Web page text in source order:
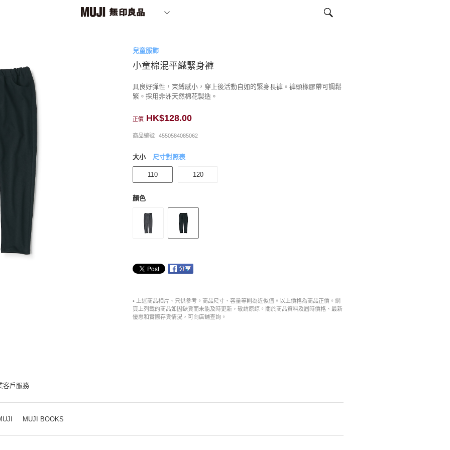
兒童服飾
小童棉混平織緊身褲
具良好彈性，束縛感小，穿上後活動自如的緊身長褲。褲頭橡膠帶可調鬆
緊。採用非洲天然棉花製造。
正價 HK$128.00
商品編號 4550584085062
大小 尺寸對照表
110 120
顏色
• 上述商品相片、只供參考。商品尺寸、容量等則為近似值。以上價格為商品正價。網
頁上列載的商品如因缺貨而未能及時更新，敬請原諒。關於商品資料及屆時價格、最新
優惠和實際存貨情況，可向店舖查詢。
客戶服務
MUJI BOOKS